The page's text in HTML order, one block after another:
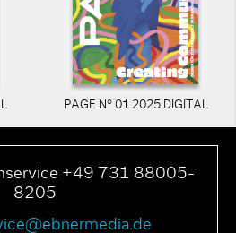
PAGE N° 01 2025 DIGITAL
+49 731 88005-
8205